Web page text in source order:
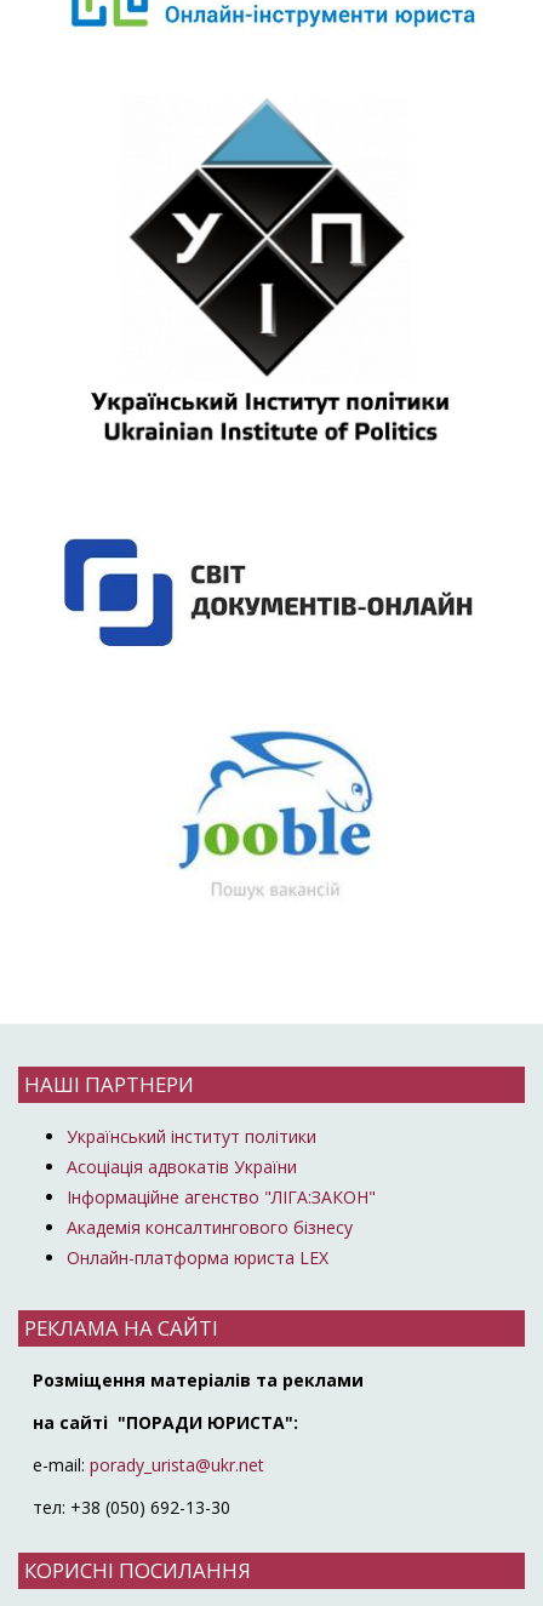
НАШІ ПАРТНЕРИ
Український інститут політики
Асоціація адвокатів України
Інформаційне агенство "ЛІГА:ЗАКОН"
Академія консалтингового бізнесу
Онлайн-платформа юриста LEX
РЕКЛАМА НА САЙТІ
Розміщення матеріалів та реклами
на сайті "ПОРАДИ ЮРИСТА":
e-mail: porady_urista@ukr.net
тел: +38 (050) 692-13-30
КОРИСНІ ПОСИЛАННЯ